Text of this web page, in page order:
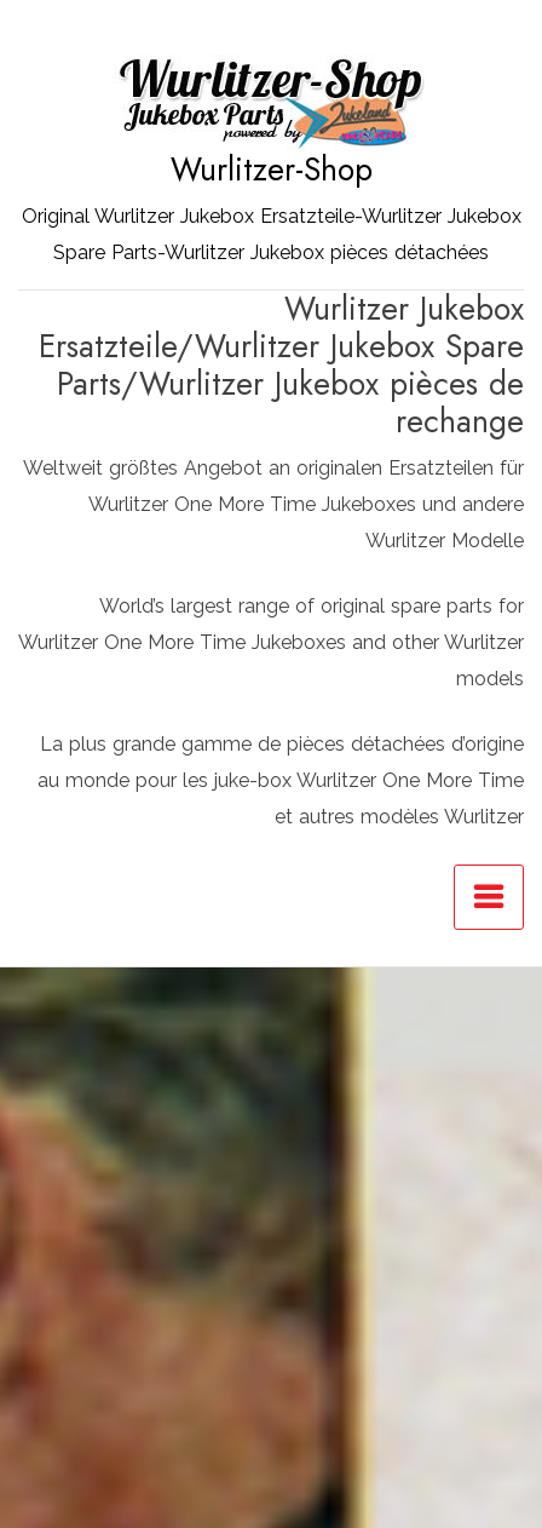
Wurlitzer-Shop
Original Wurlitzer Jukebox Ersatzteile-Wurlitzer Jukebox
Spare Parts-Wurlitzer Jukebox pièces détachées
Wurlitzer Jukebox
Ersatzteile/Wurlitzer Jukebox Spare
Parts/Wurlitzer Jukebox pièces de
rechange
Weltweit größtes Angebot an originalen Ersatzteilen für
Wurlitzer One More Time Jukeboxes und andere
Wurlitzer Modelle
World’s largest range of original spare parts for
Wurlitzer One More Time Jukeboxes and other Wurlitzer
models
La plus grande gamme de pièces détachées d’origine
au monde pour les juke-box Wurlitzer One More Time
et autres modèles Wurlitzer